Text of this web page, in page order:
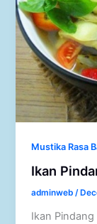
Mustika Rasa
Ikan
adminweb/
Ikan